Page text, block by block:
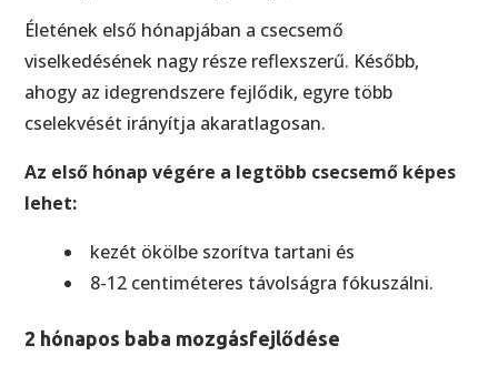
Életének első hónapjában a csecsemő
viselkedésének nagy része reflexszerű. Később,
ahogy az idegrendszere fejlődik, egyre több
cselekvését irányítja akaratlagosan.
Az első hónap végére a legtöbb csecsemő képes
lehet:
kezét ökölbe szorítva tartani és
8-12 centiméteres távolságra fókuszálni.
2 hónapos baba mozgásfejlődése